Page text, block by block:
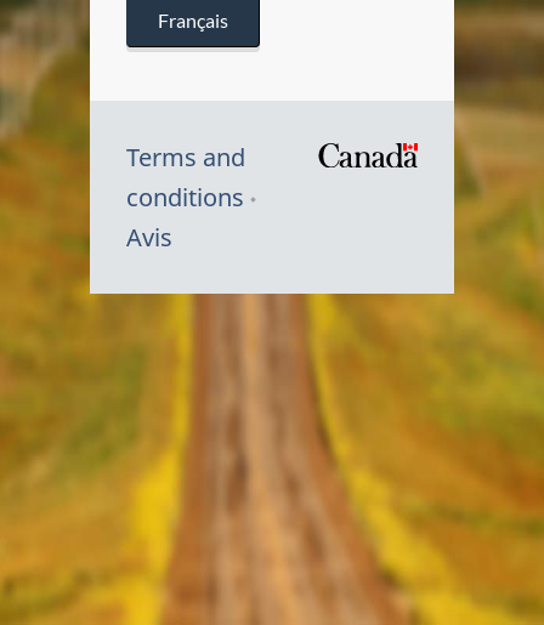
Français
Terms and
conditions
Avis
Symbole
Canada